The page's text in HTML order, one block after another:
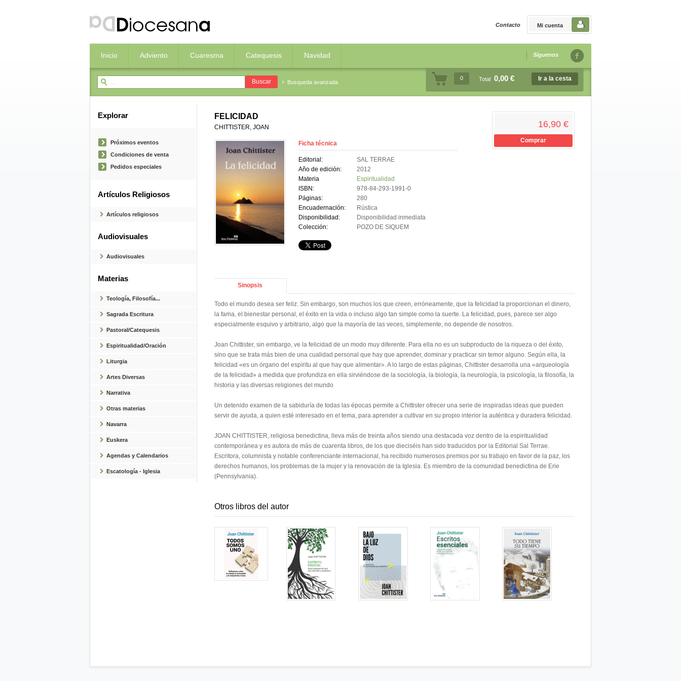
Mi cuenta
Contacto
Inicio Adviento Cuaresma Catequesis Navidad Síguenos
Busqueda avanzada
0 Total 0,00 € Ir a la cesta
Explorar
Próximos eventos
Condiciones de venta
Pedidos especiales
Artículos Religiosos
Artículos religiosos
Audiovisuales
Audiovisuales
Materias
Teología, Filosofía...
Sagrada Escritura
Pastoral/Catequesis
Espiritualidad/Oración
Liturgia
Artes Diversas
Narrativa
Otras materias
Navarra
Euskera
Agendas y Calendarios
Escatología - Iglesia
FELICIDAD
CHITTISTER, JOAN
Ficha técnica
Editorial:
SAL TERRAE
Año de edición:
2012
Materia
Espiritualidad
ISBN:
978-84-293-1991-0
Páginas:
280
Encuadernación:
Rústica
Disponibilidad:
Disponibilidad inmediata
Colección:
POZO DE SIQUEM
16,90 €
Comprar
Sinopsis
Todo el mundo desea ser feliz. Sin embargo, son muchos los que creen, erróneamente, que la felicidad la proporcionan el dinero,
la fama, el bienestar personal, el éxito en la vida o incluso algo tan simple como la suerte. La felicidad, pues, parece ser algo
especialmente esquivo y arbitrario, algo que la mayoría de las veces, simplemente, no depende de nosotros.
Joan Chittister, sin embargo, ve la felicidad de un modo muy diferente. Para ella no es un subproducto de la riqueza o del éxito,
sino que se trata más bien de una cualidad personal que hay que aprender, dominar y practicar sin temor alguno. Según ella, la
felicidad «es un órgano del espíritu al que hay que alimentar». A lo largo de estas páginas, Chittister desarrolla una «arqueología
de la felicidad» a medida que profundiza en ella sirviéndose de la sociología, la biología, la neurología, la psicología, la filosofía, la
historia y las diversas religiones del mundo
Un detenido examen de la sabiduría de todas las épocas permite a Chittister ofrecer una serie de inspiradas ideas que pueden
servir de ayuda, a quien esté interesado en el tema, para aprender a cultivar en su propio interior la auténtica y duradera felicidad.
JOAN CHITTISTER, religiosa benedictina, lleva más de treinta años siendo una destacada voz dentro de la espiritualidad
contemporánea y es autora de más de cuarenta libros, de los que dieciséis han sido traducidos por la Editorial Sal Terrae.
Escritora, columnista y notable conferenciante internacional, ha recibido numerosos premios por su trabajo en favor de la paz, los
derechos humanos, los problemas de la mujer y la renovación de la Iglesia. Es miembro de la comunidad benedictina de Erie
(Pennsylvania).
Otros libros del autor